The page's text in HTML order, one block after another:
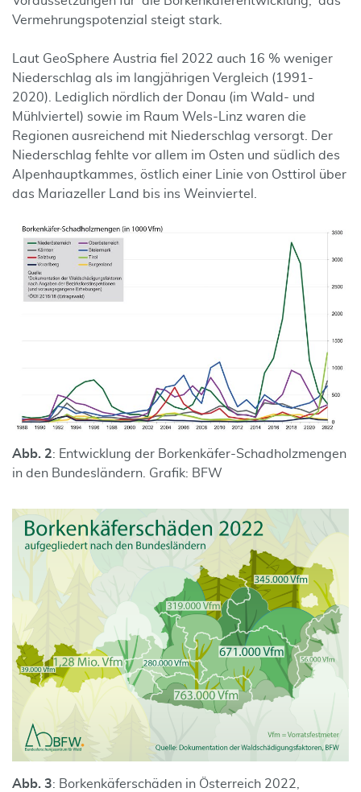
Vermehrungspotenzial steigt stark.
Laut GeoSphere Austria fiel 2022 auch 16 % weniger
Niederschlag als im langjährigen Vergleich (1991-
2020). Lediglich nördlich der Donau (im Wald- und
Mühlviertel) sowie im Raum Wels-Linz waren die
Regionen ausreichend mit Niederschlag versorgt. Der
Niederschlag fehlte vor allem im Osten und südlich des
Alpenhauptkammes, östlich einer Linie von Osttirol über
das Mariazeller Land bis ins Weinviertel.
Abb. 2: Entwicklung der Borkenkäfer-Schadholzmengen
in den Bundesländern. Grafik: BFW
Abb. 3: Borkenkäferschäden in Österreich 2022,